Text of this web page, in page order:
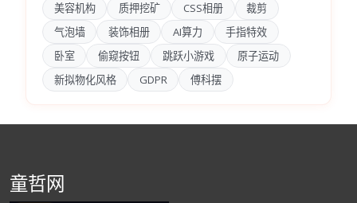
美容机构 质押挖矿 CSS相册
裁剪
气泡墙
装饰相册 AI算力
手指特效
卧室
偷窥按钮 跳跃小游戏
原子运动
新拟物化风格
GDPR 傅科摆
童哲网